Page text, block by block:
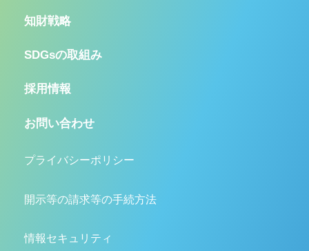
知財戦略
SDGsの取組み
採用情報
お問い合わせ
プライバシーポリシー
開示等の請求等の手続方法
情報セキュリティ